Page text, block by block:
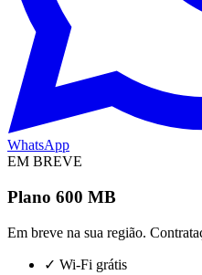
WhatsApp
EM BREVE
Plano 600 MB
Em breve na sua região.
✓ Wi-Fi grátis